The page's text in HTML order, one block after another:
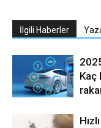
İlgili Haberler
Kaç